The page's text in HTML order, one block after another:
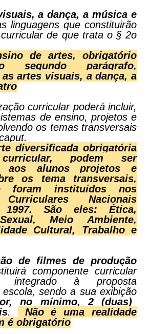
a dança, a música e
linguagens que constituirão
de que trata o § 2o
de artes, obrigatório
segundo parágrafo,
artes visuais, a dança, a
curricular poderá incluir,
de ensino, projetos e
os temas transversais
diversificada obrigatória
podem ser
aos alunos projetos e
os tema transversais,
foram instituídos nos
Curriculares Nacionais
1997. São eles: Ética,
Meio Ambiente,
Cultural, Trabalho e
de filmes de produção
componente curricular
integrado à proposta
sendo a sua exibição
no mínimo, 2 (duas)
.
Não é uma realidade
é obrigatório